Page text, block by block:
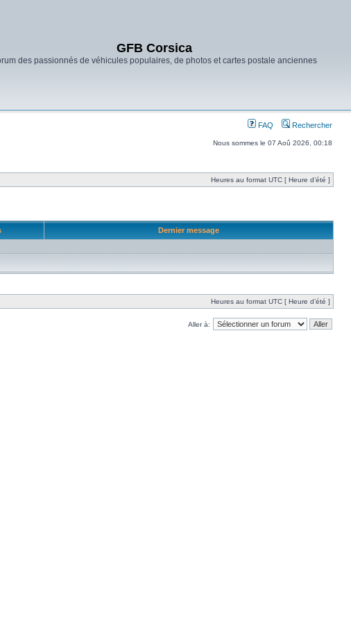
GFB Corsica
des passionnés de véhicules populaires, de photos et cartes postale anciennes
FAQ Rechercher
Nous sommes le 07 Aoû 2026, 00:18
Heures au format UTC [ Heure d’été ]
Dernier message
Heures au format UTC [ Heure d’été ]
Aller à: